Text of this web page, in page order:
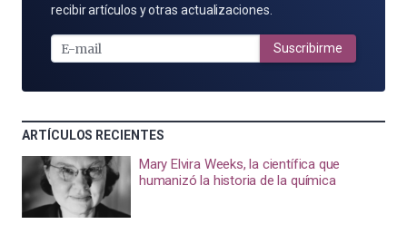
POR
MAIL
recibir artículos y otras actualizaciones.
Suscribirme
ARTÍCULOS RECIENTES
Mary Elvira Weeks, la científica que
humanizó la historia de la química